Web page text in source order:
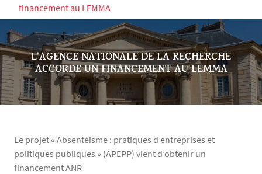
financement au LEMMA
L'AGENCE NATIONALE DE LA RECHERCHE
ACCORDE UN FINANCEMENT AU LEMMA
Le projet « Absentéisme : pratiques d’entreprises et
politiques publiques » (APEPP) vient d’obtenir un
financement ANR